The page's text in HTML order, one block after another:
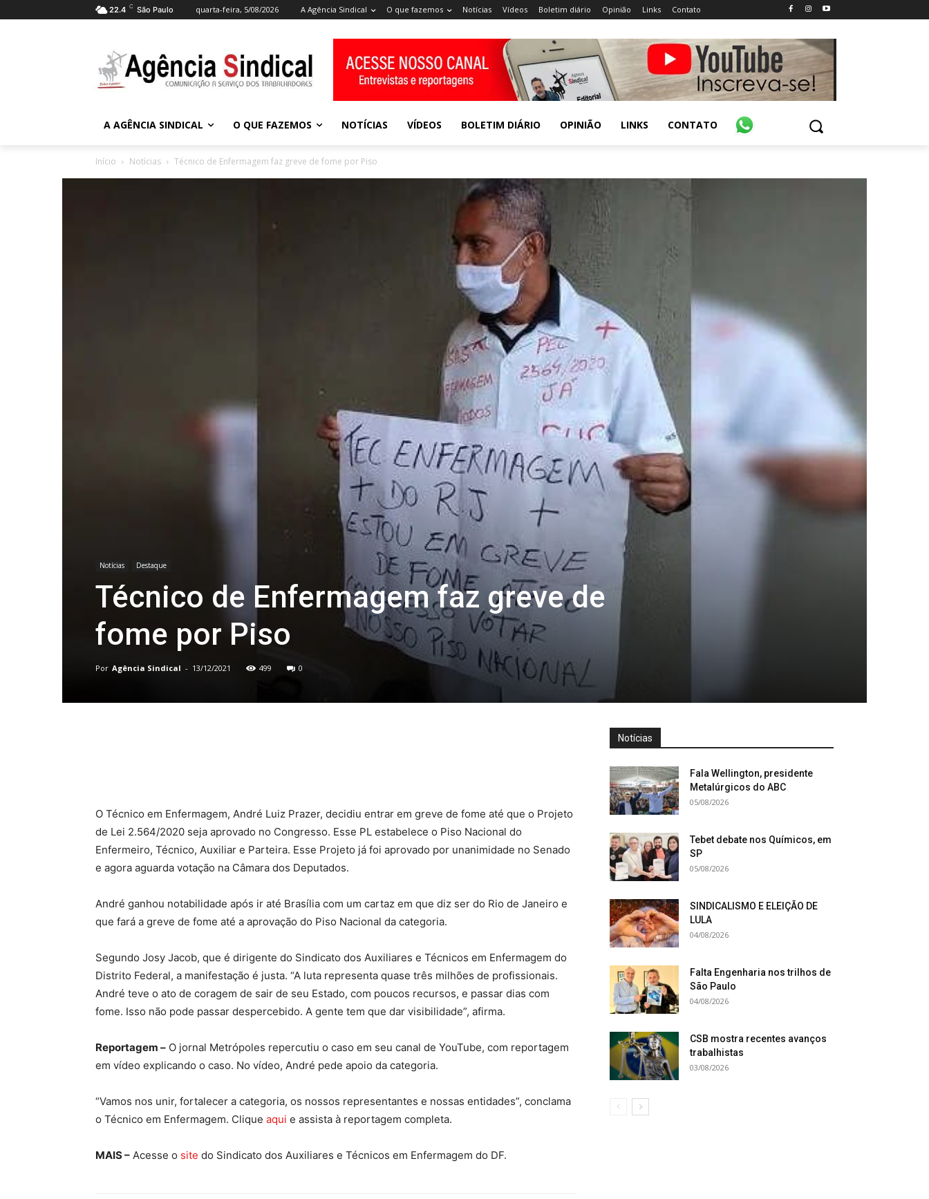
22.4 C São Paulo quarta-feira, 5/08/2026 A Agência Sindical O que fazemos Notícias Vídeos Boletim diário Opinião Links Contato
A AGÊNCIA SINDICAL O QUE FAZEMOS NOTÍCIAS VÍDEOS BOLETIM DIÁRIO OPINIÃO LINKS CONTATO
Início Notícias Técnico de Enfermagem faz greve de fome por Piso
Notícias Destaque
Técnico de Enfermagem faz greve de
fome por Piso
Por Agência Sindical - 13/12/2021 499 0
O Técnico em Enfermagem, André Luiz Prazer, decidiu entrar em greve de fome até que o Projeto
de Lei 2.564/2020 seja aprovado no Congresso. Esse PL estabelece o Piso Nacional do
Enfermeiro, Técnico, Auxiliar e Parteira. Esse Projeto já foi aprovado por unanimidade no Senado
e agora aguarda votação na Câmara dos Deputados.
André ganhou notabilidade após ir até Brasília com um cartaz em que diz ser do Rio de Janeiro e
que fará a greve de fome até a aprovação do Piso Nacional da categoria.
Segundo Josy Jacob, que é dirigente do Sindicato dos Auxiliares e Técnicos em Enfermagem do
Distrito Federal, a manifestação é justa. “A luta representa quase três milhões de profissionais.
André teve o ato de coragem de sair de seu Estado, com poucos recursos, e passar dias com
fome. Isso não pode passar despercebido. A gente tem que dar visibilidade”, afirma.
Reportagem – O jornal Metrópoles repercutiu o caso em seu canal de YouTube, com reportagem
em vídeo explicando o caso. No vídeo, André pede apoio da categoria.
“Vamos nos unir, fortalecer a categoria, os nossos representantes e nossas entidades”, conclama
o Técnico em Enfermagem. Clique aqui e assista à reportagem completa.
MAIS – Acesse o site do Sindicato dos Auxiliares e Técnicos em Enfermagem do DF.
Notícias
Fala Wellington, presidente
Metalúrgicos do ABC
05/08/2026
Tebet debate nos Químicos, em
SP
05/08/2026
SINDICALISMO E ELEIÇÃO DE
LULA
04/08/2026
Falta Engenharia nos trilhos de
São Paulo
04/08/2026
CSB mostra recentes avanços
trabalhistas
03/08/2026